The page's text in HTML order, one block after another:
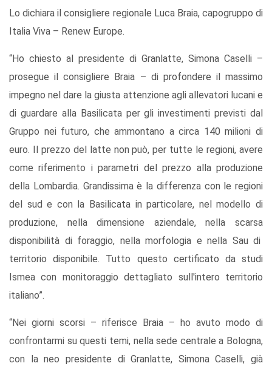
Lo dichiara il consigliere regionale Luca Braia, capogruppo di
Italia Viva – Renew Europe.
“Ho chiesto al presidente di Granlatte, Simona Caselli –
prosegue il consigliere Braia – di profondere il massimo
impegno nel dare la giusta attenzione agli allevatori lucani e
di guardare alla Basilicata per gli investimenti previsti dal
Gruppo nei futuro, che ammontano a circa 140 milioni di
euro. Il prezzo del latte non può, per tutte le regioni, avere
come riferimento i parametri del prezzo alla produzione
della Lombardia. Grandissima è la differenza con le regioni
del sud e con la Basilicata in particolare, nel modello di
produzione, nella dimensione aziendale, nella scarsa
disponibilità di foraggio, nella morfologia e nella Sau di
territorio disponibile. Tutto questo certificato da studi
Ismea con monitoraggio dettagliato sull'intero territorio
italiano”.
“Nei giorni scorsi – riferisce Braia – ho avuto modo di
confrontarmi su questi temi, nella sede centrale a Bologna,
con la neo presidente di Granlatte, Simona Caselli, già